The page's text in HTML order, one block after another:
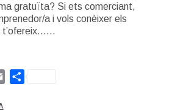
gratuïta? Si ets comerciant,
a i vols conèixer els
t’ofereix……
EmailShare